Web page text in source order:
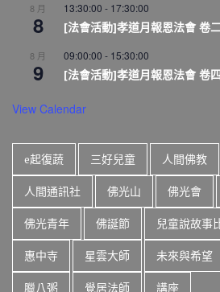
8 月
8
13:30:00 - 17:30:00
[法會活動]孝道月報恩法會 卷
8 月
9
09:00:00 - 15:30:00
[法會活動]孝道月報恩法會 卷
View Calendar
e起復蔬 三好兒童 人間佛教
人間通訊社 佛光山 佛光會
佛光青年 佛誕節 兒童說故事
惠中寺 星雲大師 未來與希望
臘八粥 覺居法師 講座